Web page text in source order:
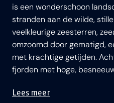
is een wonderschoon
stranden aan de wilde,
veelkleurige zeesterren,
omzoomd door gematigd,
met krachtige getijden.
fjorden met hoge,
Lees meer